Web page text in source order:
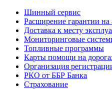
Шинный сервис
Расширение гарантии на
Доставка к месту
Мониторинговые
Топливные программы
Карты помощи на
Организация
РКО от ББР Банка
Страхование